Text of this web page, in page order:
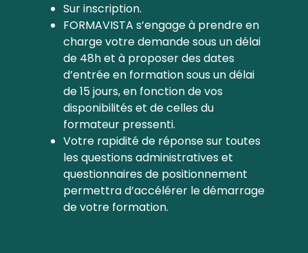
Sur inscription.
FORMAVISTA s’engage à prendre en
charge votre demande sous un délai
de 48h et à proposer des dates
d’entrée en formation sous un délai
de 15 jours, en fonction de vos
disponibilités et de celles du
formateur pressenti.
Votre rapidité de réponse sur toutes
les questions administratives et
questionnaires de positionnement
permettra d’accélérer le démarrage
de votre formation.